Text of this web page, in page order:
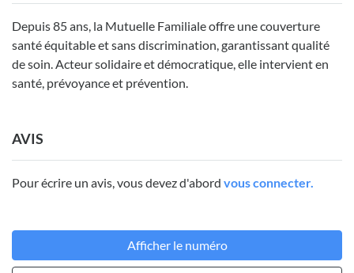
Depuis 85 ans, la Mutuelle Familiale offre une couverture
santé équitable et sans discrimination, garantissant qualité
de soin. Acteur solidaire et démocratique, elle intervient en
santé, prévoyance et prévention.
AVIS
Pour écrire un avis, vous devez d'abord vous connecter.
Afficher le numéro